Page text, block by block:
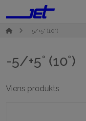
-5/+5° (10°)
-5/+5° (10°)
Viens produkts